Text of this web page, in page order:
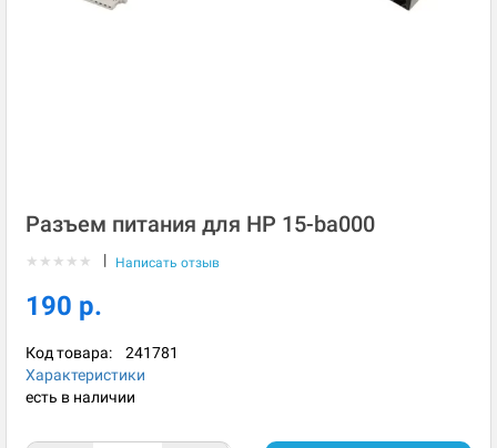
Разъем питания для HP 15-ba000
★ ★ ★ ★ ★ | Написать отзыв
190 р.
Код товара: 241781
Характеристики
есть в наличии